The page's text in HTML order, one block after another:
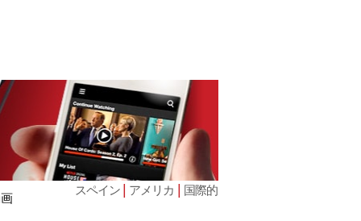
スペイン | アメリカ | 国際的